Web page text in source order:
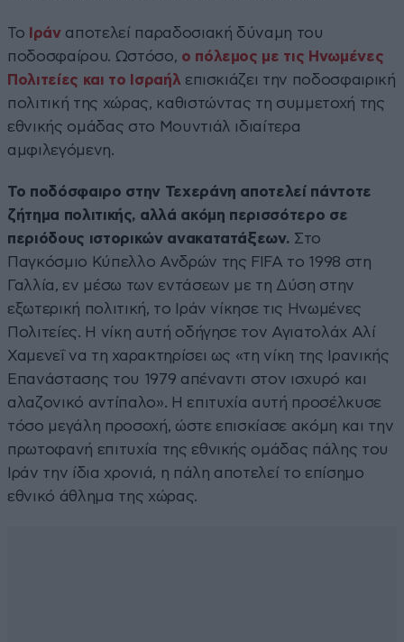
Το Ιράν αποτελεί παραδοσιακή δύναμη του
ποδοσφαίρου. Ωστόσο, ο πόλεμος με τις Ηνωμένες
Πολιτείες και το Ισραήλ επισκιάζει την ποδοσφαιρική
πολιτική της χώρας, καθιστώντας τη συμμετοχή της
εθνικής ομάδας στο Μουντιάλ ιδιαίτερα
αμφιλεγόμενη.
Το ποδόσφαιρο στην Τεχεράνη αποτελεί πάντοτε
ζήτημα πολιτικής, αλλά ακόμη περισσότερο σε
περιόδους ιστορικών ανακατατάξεων. Στο
Παγκόσμιο Κύπελλο Ανδρών της FIFA το 1998 στη
Γαλλία, εν μέσω των εντάσεων με τη Δύση στην
εξωτερική πολιτική, το Ιράν νίκησε τις Ηνωμένες
Πολιτείες. Η νίκη αυτή οδήγησε τον Αγιατολάχ Αλί
Χαμενεΐ να τη χαρακτηρίσει ως «τη νίκη της Ιρανικής
Επανάστασης του 1979 απέναντι στον ισχυρό και
αλαζονικό αντίπαλο». Η επιτυχία αυτή προσέλκυσε
τόσο μεγάλη προσοχή, ώστε επισκίασε ακόμη και την
πρωτοφανή επιτυχία της εθνικής ομάδας πάλης του
Ιράν την ίδια χρονιά, η πάλη αποτελεί το επίσημο
εθνικό άθλημα της χώρας.